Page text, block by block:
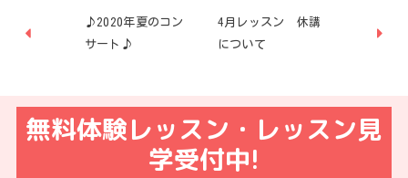
♪2020年夏のコン
サート♪
4月レッスン 休講
について
無料体験レッスン・レッスン見
学受付中!